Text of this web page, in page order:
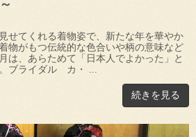
せてくれる着物姿で、新たな年を華やか
物がもつ伝統的な色合いや柄の意味など
は、あらためて「日本人でよかった」と
ブライダル カ・ ...
続きを見る